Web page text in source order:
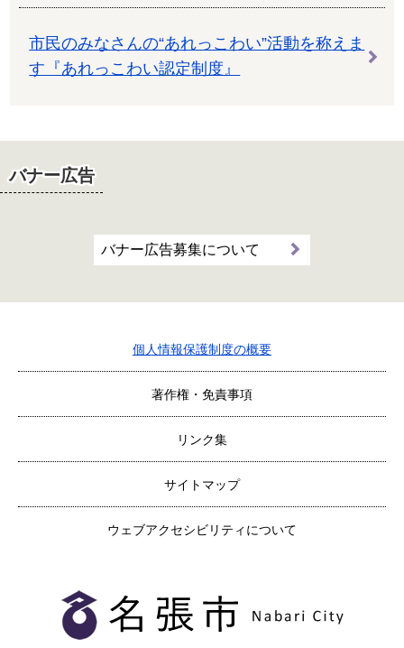
市民のみなさんの“あれっこわい”活動を称えま
す『あれっこわい認定制度』
バナー広告
バナー広告募集について
個人情報保護制度の概要
著作権・免責事項
リンク集
サイトマップ
ウェブアクセシビリティについて